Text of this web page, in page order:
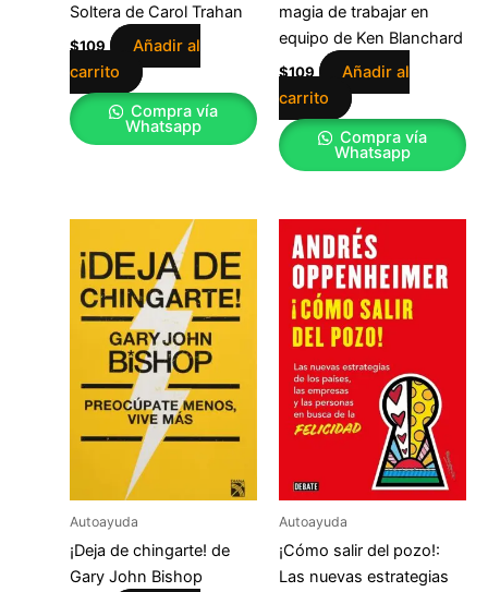
Soltera de Carol Trahan
$109
Añadir al
carrito
Compra vía
Whatsapp
magia de trabajar en
equipo de Ken Blanchard
$109
Añadir al
carrito
Compra vía
Whatsapp
Autoayuda
¡Deja de chingarte! de
Gary John Bishop
Autoayuda
¡Cómo salir del pozo!:
Las nuevas estrategias